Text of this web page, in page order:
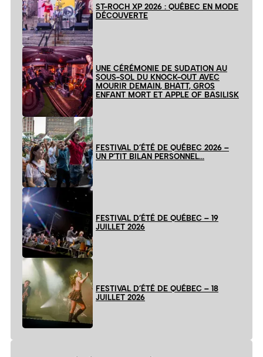
ST-ROCH XP 2026 : QUÉBEC EN MODE
DÉCOUVERTE
UNE CÉRÉMONIE DE SUDATION AU
SOUS-SOL DU KNOCK-OUT AVEC
MOURIR DEMAIN, BHATT, GROS
ENFANT MORT ET APPLE OF BASILISK
FESTIVAL D’ÉTÉ DE QUÉBEC 2026 –
UN P’TIT BILAN PERSONNEL…
FESTIVAL D’ÉTÉ DE QUÉBEC – 19
JUILLET 2026
FESTIVAL D’ÉTÉ DE QUÉBEC – 18
JUILLET 2026